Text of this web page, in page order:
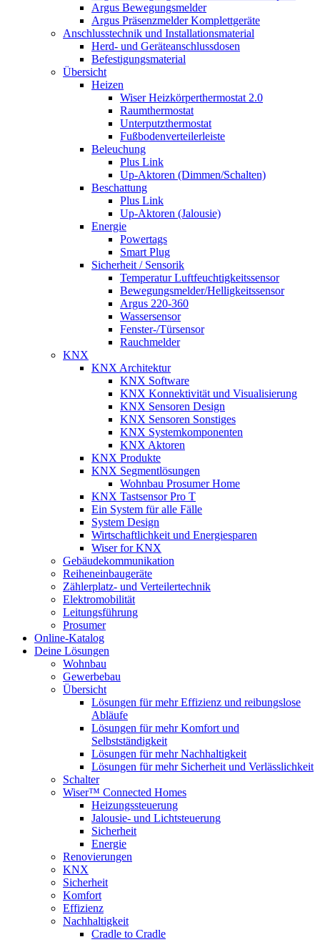
Argus Bewegungsmelder
Argus Präsenzmelder Komplettgeräte
Anschlusstechnik und Installationsmaterial
Herd- und Geräteanschlussdosen
Befestigungsmaterial
Übersicht
Heizen
Wiser Heizkörperthermostat 2.0
Raumthermostat
Unterputzthermostat
Fußbodenverteilerleiste
Beleuchung
Plus Link
Up-Aktoren (Dimmen/Schalten)
Beschattung
Plus Link
Up-Aktoren (Jalousie)
Energie
Powertags
Smart Plug
Sicherheit / Sensorik
Temperatur Luftfeuchtigkeitssensor
Bewegungsmelder/Helligkeitssensor
Argus 220-360
Wassersensor
Fenster-/Türsensor
Rauchmelder
KNX
KNX Architektur
KNX Software
KNX Konnektivität und Visualisierung
KNX Sensoren Design
KNX Sensoren Sonstiges
KNX Systemkomponenten
KNX Aktoren
KNX Produkte
KNX Segmentlösungen
Wohnbau Prosumer Home
KNX Tastsensor Pro T
Ein System für alle Fälle
System Design
Wirtschaftlichkeit und Energiesparen
Wiser for KNX
Gebäudekommunikation
Reiheneinbaugeräte
Zählerplatz- und Verteilertechnik
Elektromobilität
Leitungsführung
Prosumer
Online-Katalog
Deine Lösungen
Wohnbau
Gewerbebau
Übersicht
Lösungen für mehr Effizienz und reibungslose
Abläufe
Lösungen für mehr Komfort und
Selbstständigkeit
Lösungen für mehr Nachhaltigkeit
Lösungen für mehr Sicherheit und Verlässlichkeit
Schalter
Wiser™ Connected Homes
Heizungssteuerung
Jalousie- und Lichtsteuerung
Sicherheit
Energie
Renovierungen
KNX
Sicherheit
Komfort
Effizienz
Nachhaltigkeit
Cradle to Cradle